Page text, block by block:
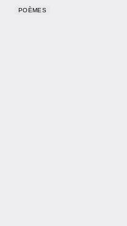
POÈMES